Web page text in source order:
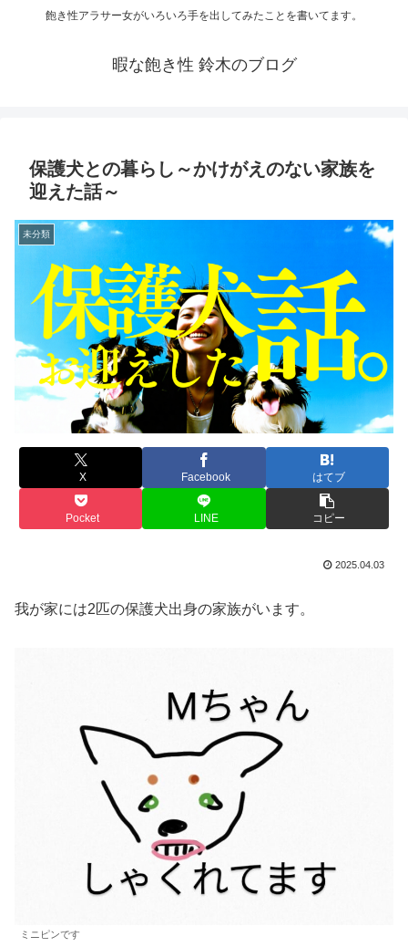
飽き性アラサー女がいろいろ手を出してみたことを書いてます。
暇な飽き性 鈴木のブログ
保護犬との暮らし～かけがえのない家族を
迎えた話～
未分類
X Facebook はてブ
Pocket LINE コピー
2025.04.03
我が家には2匹の保護犬出身の家族がいます。
ミニピンです